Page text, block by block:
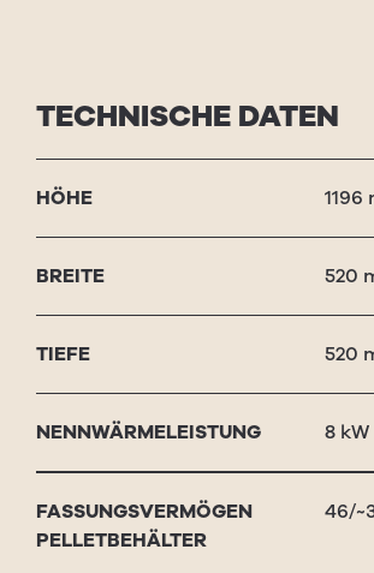
TECHNISCHE DATEN
HÖHE 1196
BRE­ITE 520
TIEFE 520
NENNWÄRME­LEISTUNG 8 kW
FASSUNGS­VERMÖGEN
PEL­LET­BE­HÄL­TER
46/